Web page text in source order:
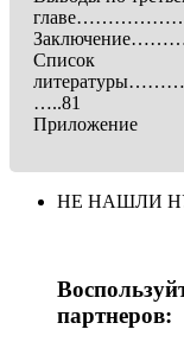
Список
…..81
Приложение
НЕ НАШЛИ
партнеров: